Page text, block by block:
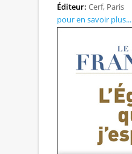
Éditeur: Cerf, Paris
pour en savoir plus...